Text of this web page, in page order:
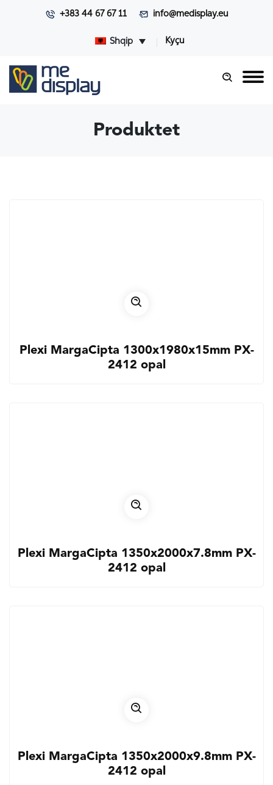
+383 44 67 67 11 info@medisplay.eu
Shqip Kyçu
Produktet
Plexi MargaCipta 1300x1980x15mm PX-
2412 opal
Plexi MargaCipta 1350x2000x7.8mm PX-
2412 opal
Plexi MargaCipta 1350x2000x9.8mm PX-
2412 opal